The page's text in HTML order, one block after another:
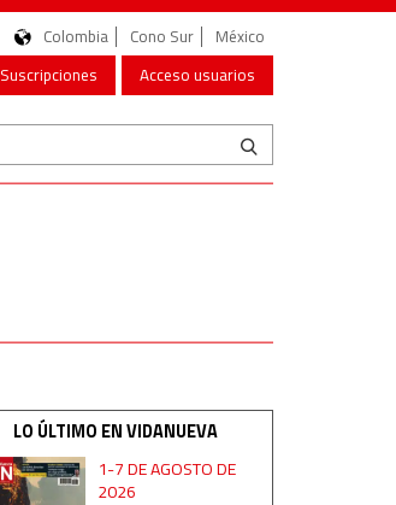
Colombia Cono Sur
México
Suscripciones
Acceso usuarios
LO ÚLTIMO EN VIDANUEVA
1-7 DE AGOSTO DE
2026